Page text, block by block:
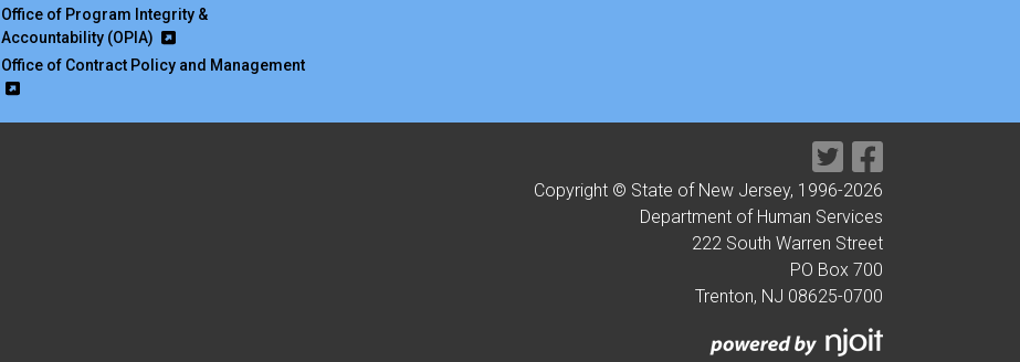
Office of Program Integrity &
Accountability (OPIA)
Office of Contract Policy and Management
Copyright © State of New Jersey, 1996-2026
Department of Human Services
222 South Warren Street
PO Box 700
Trenton, NJ 08625-0700